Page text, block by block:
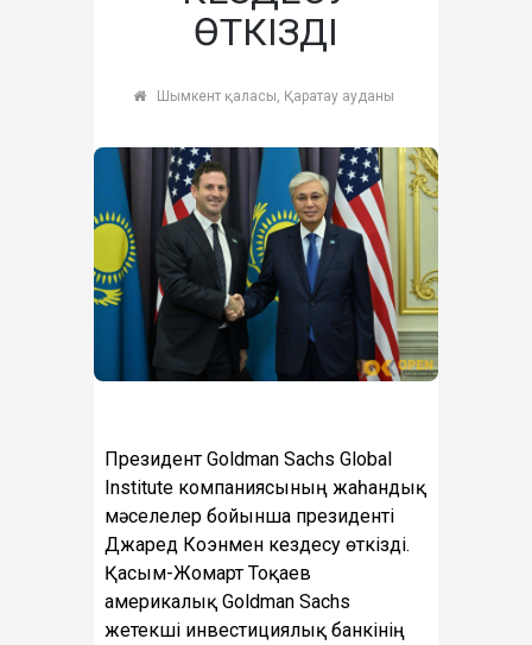
ӨТКІЗДІ
Шымкент қаласы, Қаратау ауданы
Президент Goldman Sachs Global
Institute компаниясының жаһандық
мәселелер бойынша президенті
Джаред Коэнмен кездесу өткізді.
Қасым-Жомарт Тоқаев
америкалық Goldman Sachs
жетекші инвестициялық банкінің